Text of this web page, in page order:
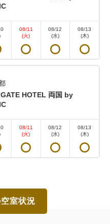
ートルーム。ベッドサ
詳細
ンダー
08/11
(火)
08/12
(水)
08/13
(木)
HOTEL 両国 by
08/11
(火)
08/12
(水)
08/13
(木)
室状況